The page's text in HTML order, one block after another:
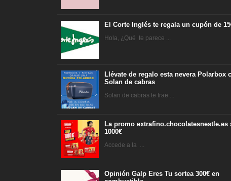
El Corte Inglés te regala un cupón de
Hola, ¿Qué te parece ...
Llévate de regalo esta nevera Polarbox
Solan de cabras
Solan de cabras te trae ...
La promo extrafino.chocolatesnestle.es
1000€
Accede a la ...
Opinión Galp Eres Tu sortea 300€ en